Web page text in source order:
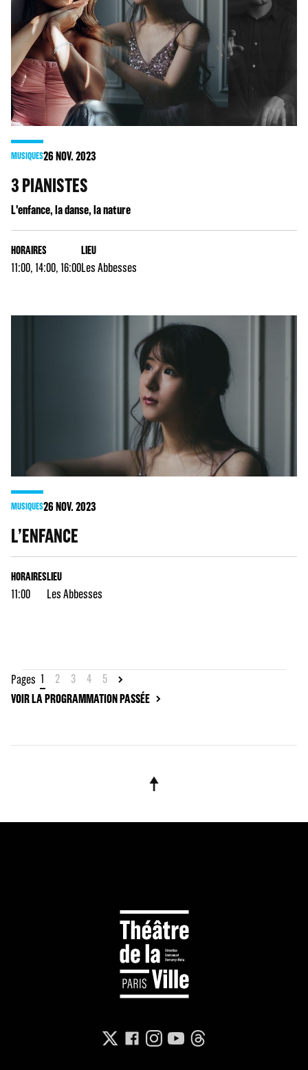
MUSIQUES26NOV. 2023
3 PIANISTES
L'enfance, la danse, la nature
HORAIRES
11:00, 14:00, 16:00
LIEU
Les Abbesses
MUSIQUES26NOV. 2023
L’ENFANCE
HORAIRES
11:00
LIEU
Les Abbesses
Pages 1 2 3 4
5
VOIR LA PROGRAMMATION PASSÉE